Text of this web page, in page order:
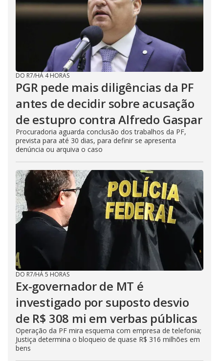
DO R7/HÁ 4 HORAS
PGR pede mais diligências da PF
antes de decidir sobre acusação
de estupro contra Alfredo Gaspar
Procuradoria aguarda conclusão dos trabalhos da PF,
prevista para até 30 dias, para definir se apresenta
denúncia ou arquiva o caso
DO R7/HÁ 5 HORAS
Ex-governador de MT é
investigado por suposto desvio
de R$ 308 mi em verbas públicas
Operação da PF mira esquema com empresa de telefonia;
Justiça determina o bloqueio de quase R$ 316 milhões em
bens